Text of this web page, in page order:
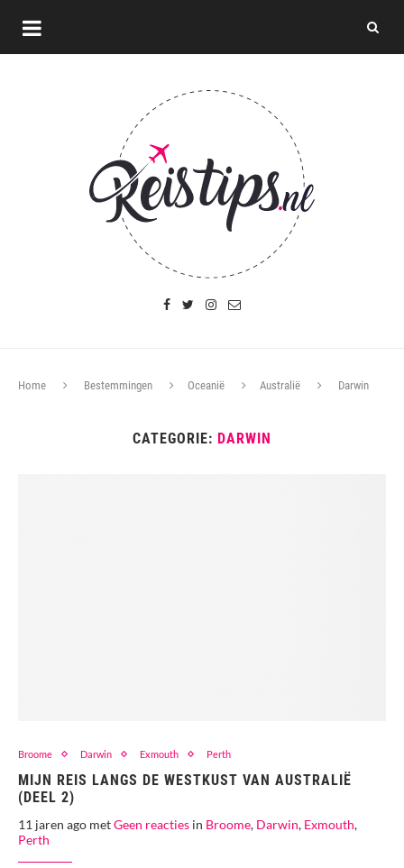
Home Bestemmingen Oceanië Australië Darwin
CATEGORIE: DARWIN
Broome Darwin Exmouth Perth
MIJN REIS LANGS DE WESTKUST VAN AUSTRALIË
(DEEL 2)
11 jaren ago metGeen reacties in Broome, Darwin, Exmouth,
Perth